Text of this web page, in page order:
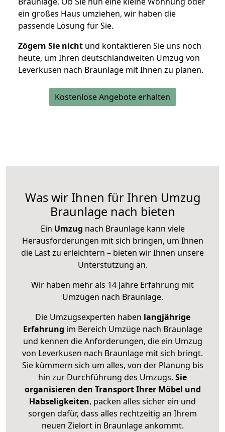
ein großes Haus umziehen, wir haben die
passende Lösung für Sie.
Zögern Sie nicht und kontaktieren Sie uns noch
heute, um Ihren deutschlandweiten Umzug von
Leverkusen nach Braunlage mit Ihnen zu planen.
Kostenlose Angebote erhalten
Was wir Ihnen für Ihren Umzug
Braunlage nach bieten
Ein Umzug nach Braunlage kann viele
Herausforderungen mit sich bringen, um Ihnen
die Last zu erleichtern – bieten wir Ihnen unsere
Unterstützung an.
Wir haben mehr als 14 Jahre Erfahrung mit
Umzügen nach Braunlage.
Die Umzugsexperten haben langjährige
Erfahrung im Bereich Umzüge nach Braunlage
und kennen die Anforderungen, die ein Umzug
von Leverkusen nach Braunlage mit sich bringt.
Sie kümmern sich um alles, von der Planung bis
hin zur Durchführung des Umzugs. Sie
organisieren den Transport Ihrer Möbel und
Habseligkeiten, packen alles sicher ein und
sorgen dafür, dass alles rechtzeitig an Ihrem
neuen Zielort in Braunlage ankommt.